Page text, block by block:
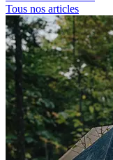
Tous nos articles